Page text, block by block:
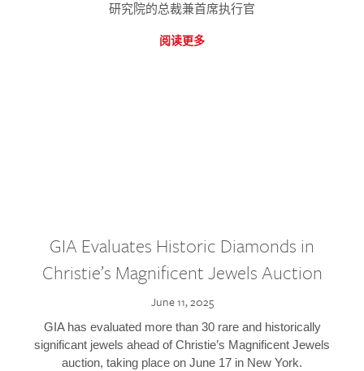
研究院的总裁兼首席执行官
阅读更多
GIA Evaluates Historic Diamonds in
Christie’s Magnificent Jewels Auction
June 11, 2025
GIA has evaluated more than 30 rare and historically
significant jewels ahead of Christie’s Magnificent Jewels
auction, taking place on June 17 in New York.